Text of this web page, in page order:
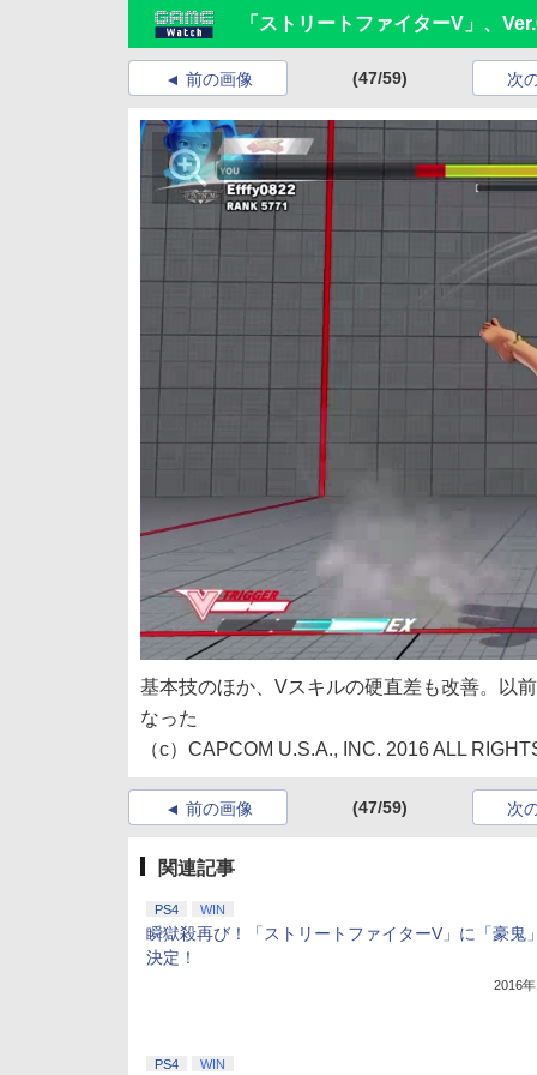
「ストリートファイターV」、
前の画像 (47/59) 次
基本技のほか、Vスキルの硬直差も改善。以
なった
（c）CAPCOM U.S.A., INC. 2016 ALL
前の画像 (47/59) 次
関連記事
PS4 WIN
瞬獄殺再び！「ストリートファイターV」に「豪鬼
決定！
2016
PS4 WIN